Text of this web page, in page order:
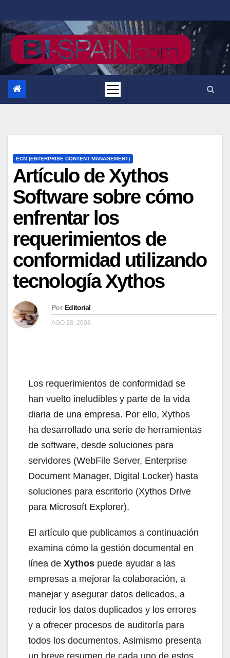
al
contenido
ECM (ENTERPRISE CONTENT MANAGEMENT)
Artículo de Xythos
Software sobre cómo
enfrentar los
requerimientos de
conformidad utilizando
tecnología Xythos
Por Editorial
AGO 28, 2008
Los requerimientos de conformidad se
han vuelto ineludibles y parte de la vida
diaria de una empresa. Por ello, Xythos
ha desarrollado una serie de herramientas
de software, desde soluciones para
servidores (WebFile Server, Enterprise
Document Manager, Digital Locker) hasta
soluciones para escritorio (Xythos Drive
para Microsoft Explorer).
El artículo que publicamos a continuación
examina cómo la gestión documental en
línea de Xythos puede ayudar a las
empresas a mejorar la colaboración, a
manejar y asegurar datos delicados, a
reducir los datos duplicados y los errores
y a ofrecer procesos de auditoría para
todos los documentos. Asimismo presenta
un breve resumen de cada uno de estos